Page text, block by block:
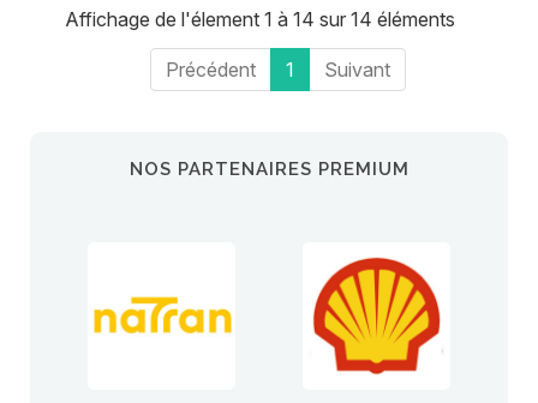
Affichage de l'élement 1 à 14 sur 14 éléments
Précédent 1 Suivant
NOS PARTENAIRES PREMIUM